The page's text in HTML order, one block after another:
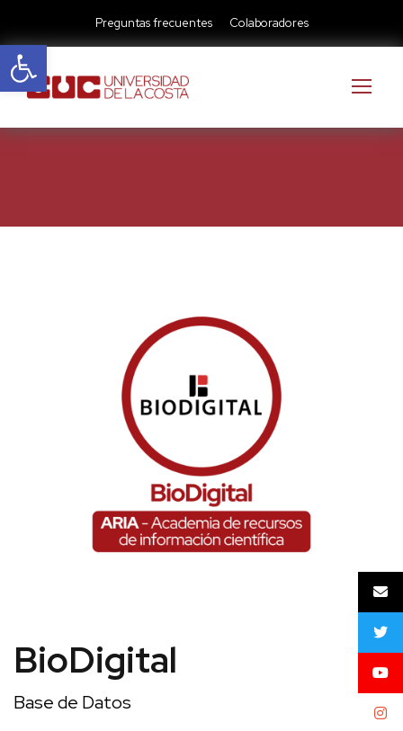
Abrir barra de herramientas
Preguntas frecuentes Colaboradores
BioDigital
Base de Datos